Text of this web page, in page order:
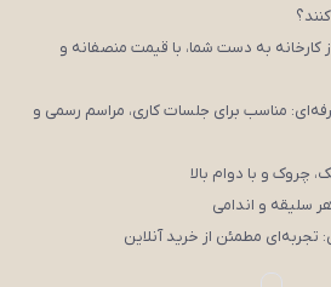
به دست شما، با قیمت منصفانه و
مناسب برای جلسات کاری، مراسم رسمی و
چروک و با دوام بالا
سلیقه و اندامی
تجربه‌ای مطمئن از خرید آنلاین